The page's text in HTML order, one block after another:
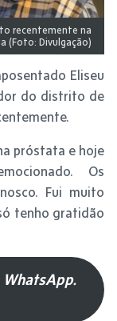
recentemente na
(Foto: Divulgação)
Eliseu
do distrito de
próstata e hoje
Os
Fui muito
tenho gratidão